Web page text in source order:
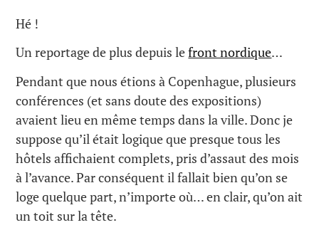
Hé !
Un reportage de plus depuis lefront nordique…
Pendant que nous étions à Copenhague, plusieurs
conférences (et sans doute des expositions)
avaient lieu en même temps dans la ville. Donc je
suppose qu’il était logique que presque tous les
hôtels affichaient complets, pris d’assaut des mois
à l’avance. Par conséquent il fallait bien qu’on se
loge quelque part, n’importe où… en clair, qu’on ait
un toit sur la tête.